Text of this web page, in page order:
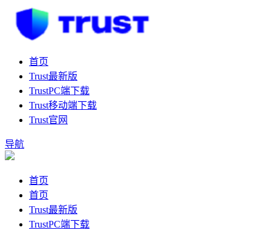
首页
Trust最新版
TrustPC端下载
Trust移动端下载
Trust官网
导航
首页
首页
Trust最新版
TrustPC端下载